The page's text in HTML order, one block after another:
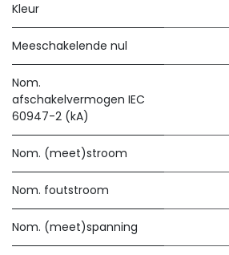
Kleur
Meeschakelende nul
Nom.
afschakelvermogen IEC
60947-2 (kA)
Nom. (meet)stroom
Nom. foutstroom
Nom. (meet)spanning